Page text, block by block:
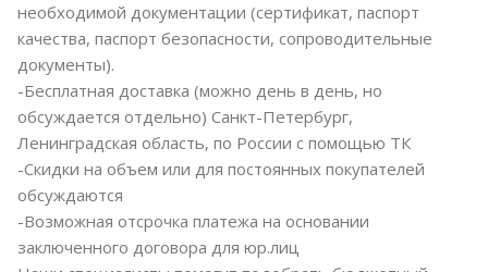
необходимой документации (сертификат, паспорт
качества, паспорт безопасности, сопроводительные
документы).
-Бесплатная доставка (можно день в день, но
обсуждается отдельно) Санкт-Петербург,
Ленинградская область, по России с помощью ТК
-Скидки на объем или для постоянных покупателей
обсуждаются
-Возможная отсрочка платежа на основании
заключенного договора для юр.лиц